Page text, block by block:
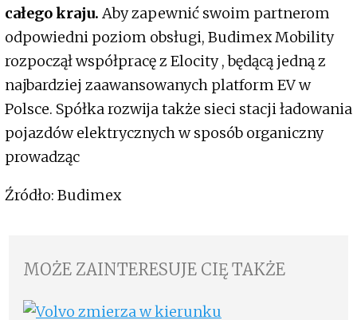
całego kraju. Aby zapewnić swoim partnerom
odpowiedni poziom obsługi, Budimex Mobility
rozpoczął współpracę z Elocity , będącą jedną z
najbardziej zaawansowanych platform EV w
Polsce. Spółka rozwija także sieci stacji ładowania
pojazdów elektrycznych w sposób organiczny
prowadząc
Źródło: Budimex
MOŻE ZAINTERESUJE CIĘ TAKŻE